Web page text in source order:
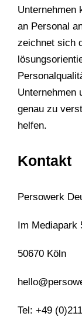
Unternehmen
an Personal
zeichnet sich
Unternehmen
genau zu
helfen.
Kontakt
Persowerk
Im Mediapark
50670 Köln
Tel: +49